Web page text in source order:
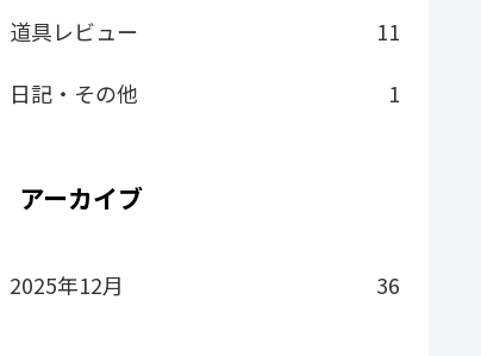
道具レビュー
11
日記・その他
1
アーカイブ
2025年12月 36